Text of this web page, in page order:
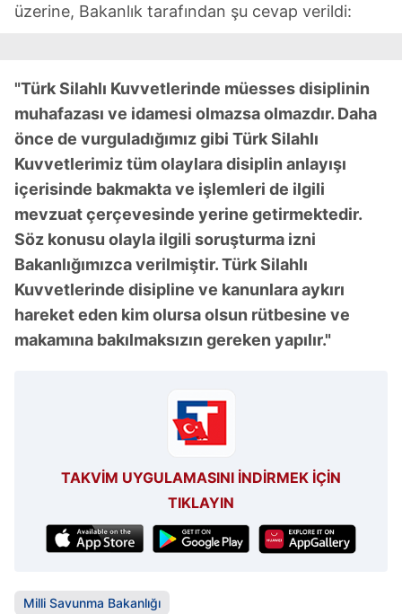
üzerine, Bakanlık tarafından şu cevap verildi:
"Türk Silahlı Kuvvetlerinde müesses disiplinin
muhafazası ve idamesi olmazsa olmazdır. Daha
önce de vurguladığımız gibi Türk Silahlı
Kuvvetlerimiz tüm olaylara disiplin anlayışı
içerisinde bakmakta ve işlemleri de ilgili
mevzuat çerçevesinde yerine getirmektedir.
Söz konusu olayla ilgili soruşturma izni
Bakanlığımızca verilmiştir. Türk Silahlı
Kuvvetlerinde disipline ve kanunlara aykırı
hareket eden kim olursa olsun rütbesine ve
makamına bakılmaksızın gereken yapılır."
TAKVİM UYGULAMASINI İNDİRMEK İÇİN
TIKLAYIN
Milli Savunma Bakanlığı